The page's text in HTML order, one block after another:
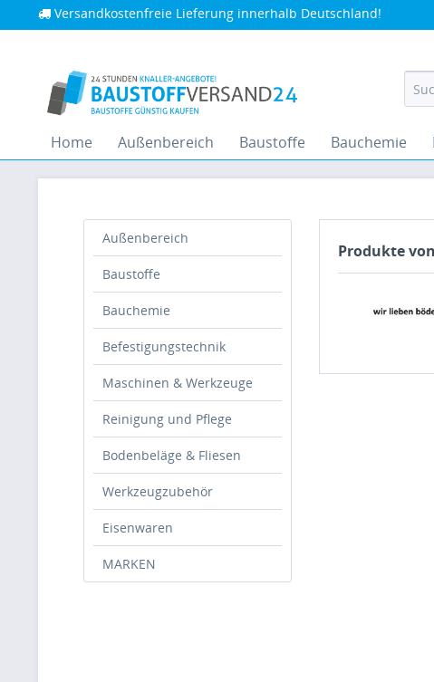
Versandkostenfreie Lieferung innerhalb Deutschland!
Home Außenbereich Baustoffe Bauchemie
Außenbereich
Baustoffe
Bauchemie
Befestigungstechnik
Maschinen & Werkzeuge
Reinigung und Pflege
Bodenbeläge & Fliesen
Werkzeugzubehör
Eisenwaren
MARKEN
Produkte